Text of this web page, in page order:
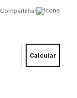
Compartilhar
Calcular